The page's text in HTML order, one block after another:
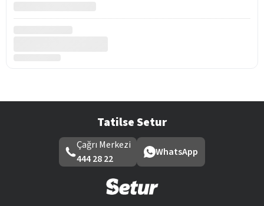
Tatilse Setur
Çağrı Merkezi
444 28 22
WhatsApp